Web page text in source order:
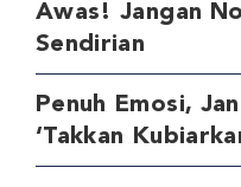
Awas! Jangan
Sendirian
Penuh Emosi,
‘Takkan